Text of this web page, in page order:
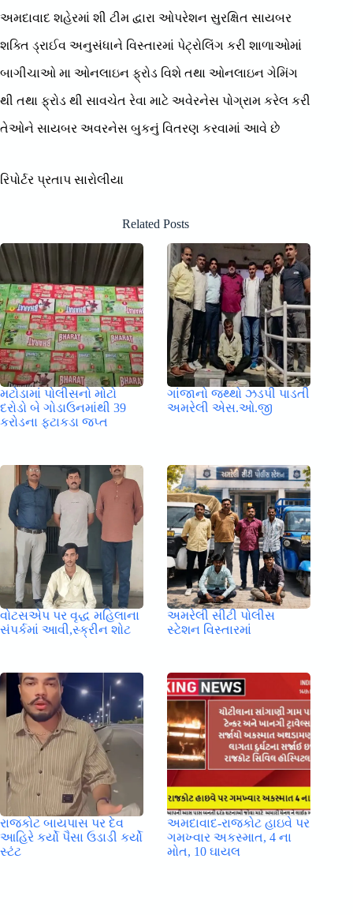
અમદાવાદ શહેરમાં શી ટીમ દ્વારા ઓપરેશન સુરક્ષિત સાયબર
શક્તિ ડ્રાઈવ અનુસંધાને વિસ્તારમાં પેટ્રોલિંગ કરી શાળાઓમાં
બાગીચાઓ મા ઓનલાઇન ફ્રોડ વિશે તથા ઓનલાઇન ગેમિંગ
થી તથા ફ્રોડ થી સાવચેત રેવા માટે અવેરનેસ પોગ્રામ કરેલ કરી
તેઓને સાયબર અવરનેસ બુકનું વિતરણ કરવામાં આવે છે
રિપોર્ટર પ્રતાપ સારોલીયા
Related Posts
મટોડામાં પોલીસનો મોટો
દરોડો બે ગોડાઉનમાંથી 39
કરોડના ફટાકડા જપ્ત
ગાંજાનો જથ્થો ઝડપી પાડતી
અમરેલી એસ.ઓ.જી
વોટસએપ પર વૃદ્ધ મહિલાના
સંપર્કમાં આવી,સ્ક્રીન શોટ
અમરેલી સીટી પોલીસ
સ્ટેશન વિસ્તારમાં
રાજકોટ બાયપાસ પર દેવ
આહિરે કર્યો પૈસા ઉડાડી કર્યો
સ્ટંટ
અમદાવાદ-રાજકોટ હાઇવે પર
ગમખ્વાર અકસ્માત, 4 ના
મોત, 10 ઘાયલ